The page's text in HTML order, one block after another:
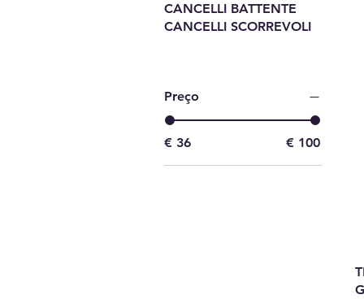
CANCELLI BATTENTE
CANCELLI SCORREVOLI
Preço
€ 36 € 100